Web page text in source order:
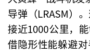
导弹（LRASM）
接近1000公里，
借隐形性能躲避